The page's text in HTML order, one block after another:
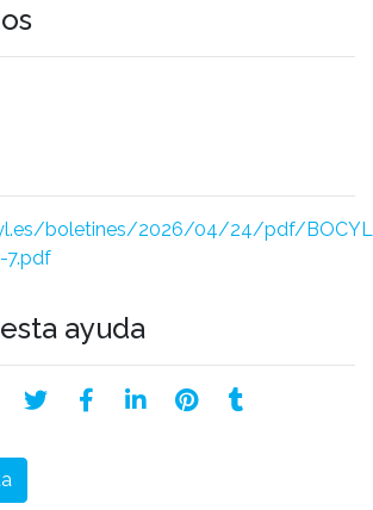
boletines/2026/04/24/pdf/
7.pdf
ayuda